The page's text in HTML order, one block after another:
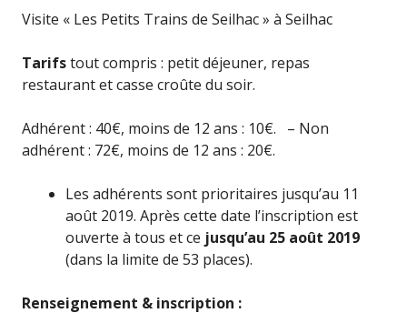
Visite « Les Petits Trains de Seilhac » à Seilhac
Tarifstout compris : petit déjeuner, repas
restaurant et casse croûte du soir.
Adhérent : 40€, moins de 12 ans : 10€. – Non
adhérent : 72€, moins de 12 ans : 20€.
Les adhérents sont prioritaires jusqu’au 11
août 2019. Après cette date l’inscription est
ouverte à tous et ce jusqu’au 25 août 2019
(dans la limite de 53 places).
Renseignement & inscription :